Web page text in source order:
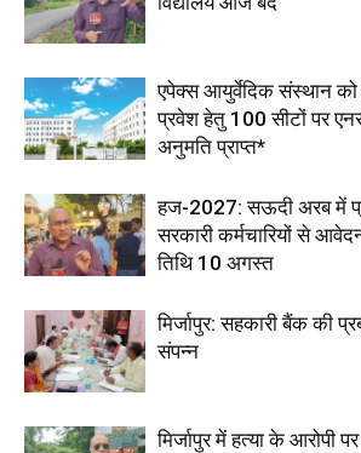
एपेक्स आयुर्वेदिक संस्थान को
प्रवेश हेतु 100 सीटों पर
अनुमति प्राप्त*
हज-2027: सऊदी अरब में
सरकारी कर्मचारियों से
तिथि 10 अगस्त
मिर्जापुर: सहकारी बैंक की
संपन्न
मिर्जापुर में हत्या के आरोपी